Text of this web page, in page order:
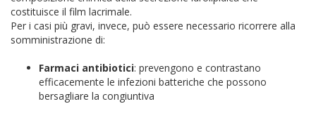
costituisce il film lacrimale.
Per i casi più gravi, invece, può essere necessario ricorrere alla
somministrazione di:
Farmaci antibiotici: prevengono e contrastano
efficacemente le infezioni batteriche che possono
bersagliare la congiuntiva